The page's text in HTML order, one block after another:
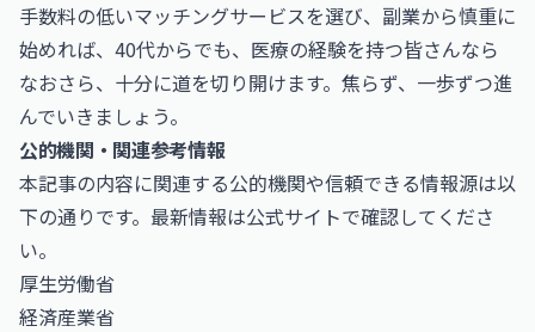
手数料の低いマッチングサービスを選び、副業から慎重に
始めれば、40代からでも、医療の経験を持つ皆さんなら
なおさら、十分に道を切り開けます。焦らず、一歩ずつ進
んでいきましょう。
公的機関・関連参考情報
本記事の内容に関連する公的機関や信頼できる情報源は以
下の通りです。最新情報は公式サイトで確認してくださ
い。
厚生労働省
経済産業省